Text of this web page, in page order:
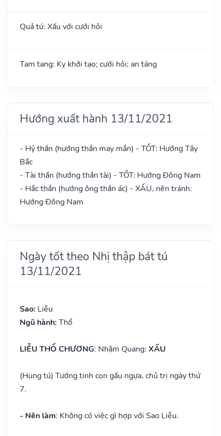
Quả tú: Xấu với cưới hỏi
Tam tang: Kỵ khởi tạo; cưới hỏi; an táng
Hướng xuất hành 13/11/2021
- Hỷ thần (hướng thần may mắn) - TỐT: Hướng Tây
Bắc
- Tài thần (hướng thần tài) - TỐT: Hướng Đông Nam
- Hắc thần (hướng ông thần ác) - XẤU, nên tránh:
Hướng Đông Nam
Ngày tốt theo Nhị thập bát tú
13/11/2021
Sao: Liễu
Ngũ hành: Thổ
LIỄU THỔ CHƯƠNG: Nhậm Quang: XẤU
(Hung tú) Tướng tinh con gấu ngựa, chủ trị ngày thứ
7.
- Nên làm: Không có việc gì hợp với Sao Liễu.